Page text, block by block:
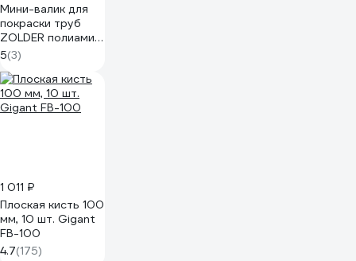
Мини-валик для
покраски труб
ZOLDER полиамид,
с ручкой, ворс 12
мм Z-105126
ЭК000135628
5(3)
1 011 ₽
Плоская кисть 100
мм, 10 шт. Gigant
FB-100
4.7(175)